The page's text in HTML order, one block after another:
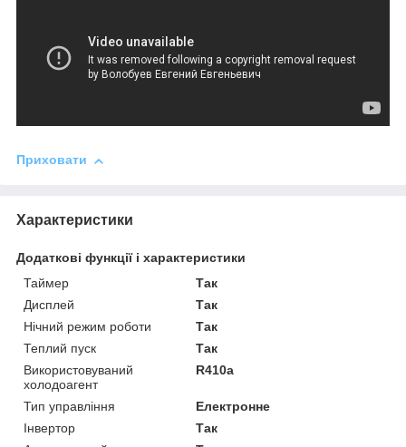
Приховати
Характеристики
Додаткові функції і характеристики
Таймер
Так
Дисплей
Так
Нічний режим роботи
Так
Теплий пуск
Так
Використовуваний
холодоагент
R410a
Тип управління
Електронне
Інвертор
Так